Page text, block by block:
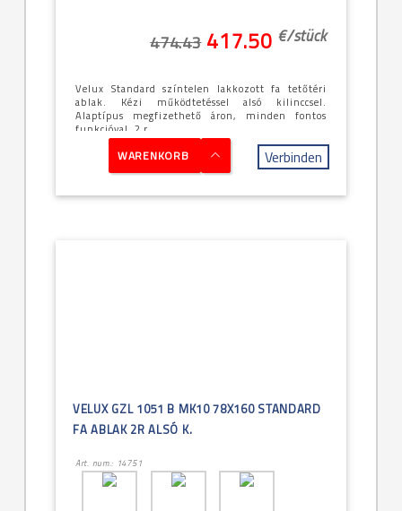
474.43 417.50 €/stück
Velux Standard színtelen lakkozott fa tetőtéri
ablak. Kézi működtetéssel alsó kilinccsel.
Alaptípus megfizethető áron, minden fontos
funkcióval, 2 r...
WARENKORB Verbinden
VELUX GZL 1051 B MK10 78X160 STANDARD
FA ABLAK 2R ALSÓ K.
Art. num.: 14751